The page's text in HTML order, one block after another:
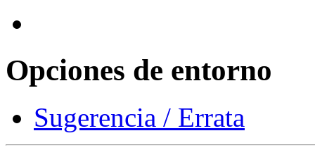
Opciones de entorno
Sugerencia / Errata